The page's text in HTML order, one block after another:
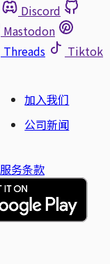
Discord
Mastodon
Threads
Tiktok
加入我们
公司新闻
服务条款